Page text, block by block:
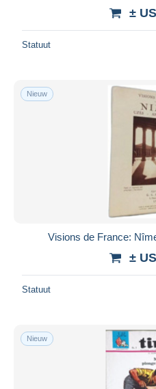
±
Statuut
Nieuw
Visions de France:
±
Statuut
Nieuw